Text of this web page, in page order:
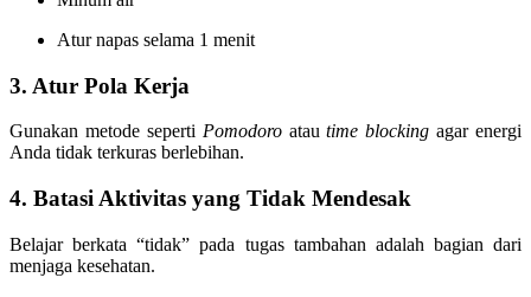
Atur napas selama 1 menit
3. Atur Pola Kerja
Gunakan metode seperti Pomodoroatautime blocking agar energi
Anda tidak terkuras berlebihan.
4. Batasi Aktivitas yang Tidak Mendesak
Belajar berkata “tidak” pada tugas tambahan adalah bagian dari
menjaga kesehatan.